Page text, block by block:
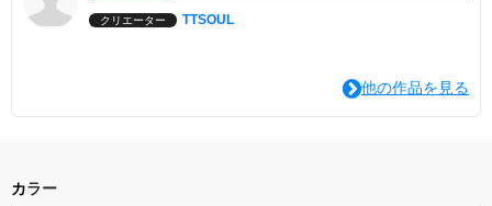
クリエーター TTSOUL
他の作品を見る
カラー